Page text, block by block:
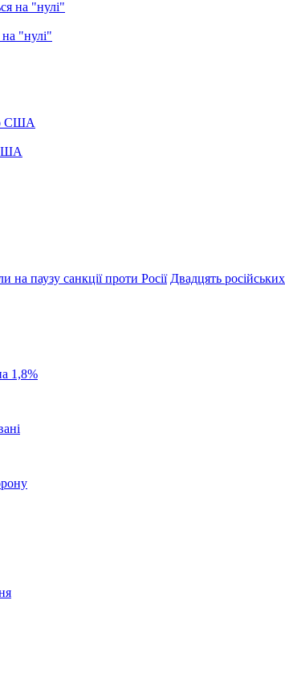
"нулі"
на паузу санкції проти Росії Двадцять
1,8%